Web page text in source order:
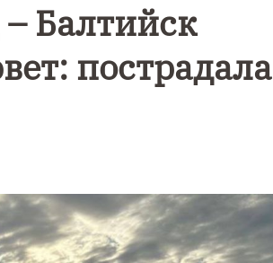
Балтийск
пострадала